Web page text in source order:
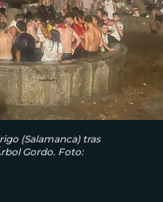
(Salamanca) tras
Gordo. Foto: